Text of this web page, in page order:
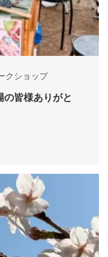
クショップ
の皆様ありがと